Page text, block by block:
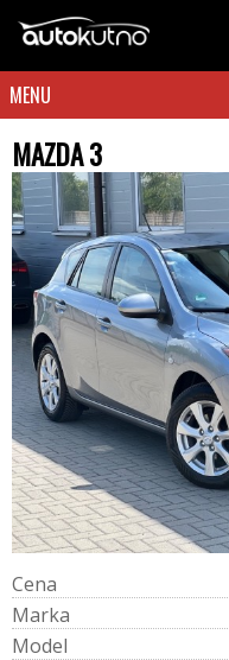
MENU
MAZDA 3
Cena
Marka
Model